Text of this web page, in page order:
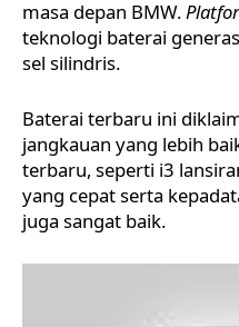
masa depan BMW.
teknologi baterai
sel silindris.
Baterai terbaru ini
jangkauan yang lebih
terbaru, seperti i3
yang cepat serta
juga sangat baik.